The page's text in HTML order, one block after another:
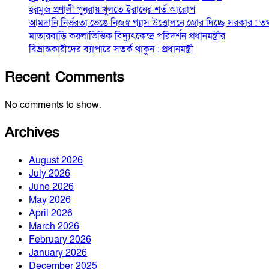
হরমুজ প্রণালী পুনরায় খুলতে ইরানের শর্ত আরোপ
আমদানি নির্ভরতা ভেঙে নিজস্ব গ্যাস উত্তোলনে জোর দিচ্ছে সরকার :
মাতারবাড়ি কয়লাভিত্তিক বিদ্যুৎকেন্দ্র পরিদর্শন প্রধানমন্ত্রীর
বিভ্রান্তকারীদের ব্যাপারে সতর্ক থাকুন : প্রধানমন্ত্রী
Recent Comments
No comments to show.
Archives
August 2026
July 2026
June 2026
May 2026
April 2026
March 2026
February 2026
January 2026
December 2025